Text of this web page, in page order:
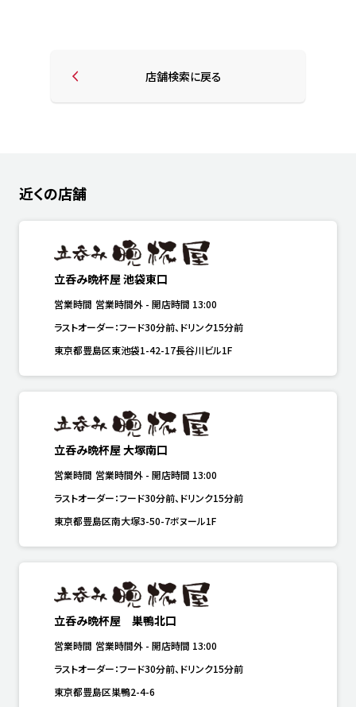
店舗検索に戻る
近くの店舗
立呑み晩杯屋 池袋東口
営業時間 営業時間外 - 開店時間 13:00
ラストオーダー：フード30分前、ドリンク15分前
東京都豊島区東池袋1-42-17長谷川ビル1F
立呑み晩杯屋 大塚南口
営業時間 営業時間外 - 開店時間 13:00
ラストオーダー：フード30分前、ドリンク15分前
東京都豊島区南大塚3-50-7ボヌール1F
立呑み晩杯屋 巣鴨北口
営業時間 営業時間外 - 開店時間 13:00
ラストオーダー：フード30分前、ドリンク15分前
東京都豊島区巣鴨2-4-6